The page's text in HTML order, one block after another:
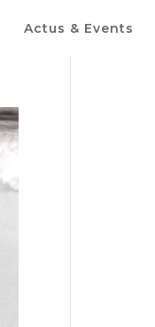
Actus & Events